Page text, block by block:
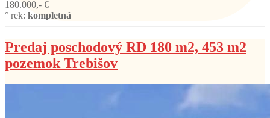
180.000,- €
° rek: kompletná
Predaj poschodový RD 180 m2, 453 m2
pozemok Trebišov